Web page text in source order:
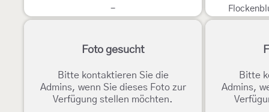
-
Foto gesucht
Bitte kontaktieren Sie die
Admins, wenn Sie dieses Foto zur
Verfügung stellen möchten.
Bitte
Admins,